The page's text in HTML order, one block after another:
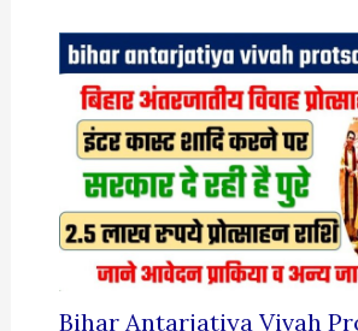
Bihar Antarjatiya Vivah